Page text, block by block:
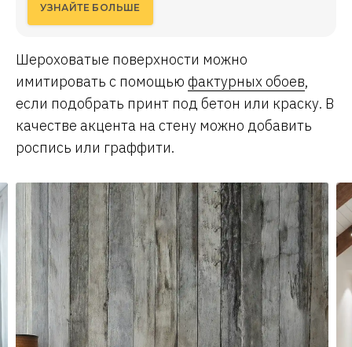
УЗНАЙТЕ БОЛЬШЕ
Шероховатые поверхности можно
имитировать с помощью фактурных обоев,
если подобрать принт под бетон или краску. В
качестве акцента на стену можно добавить
роспись или граффити.